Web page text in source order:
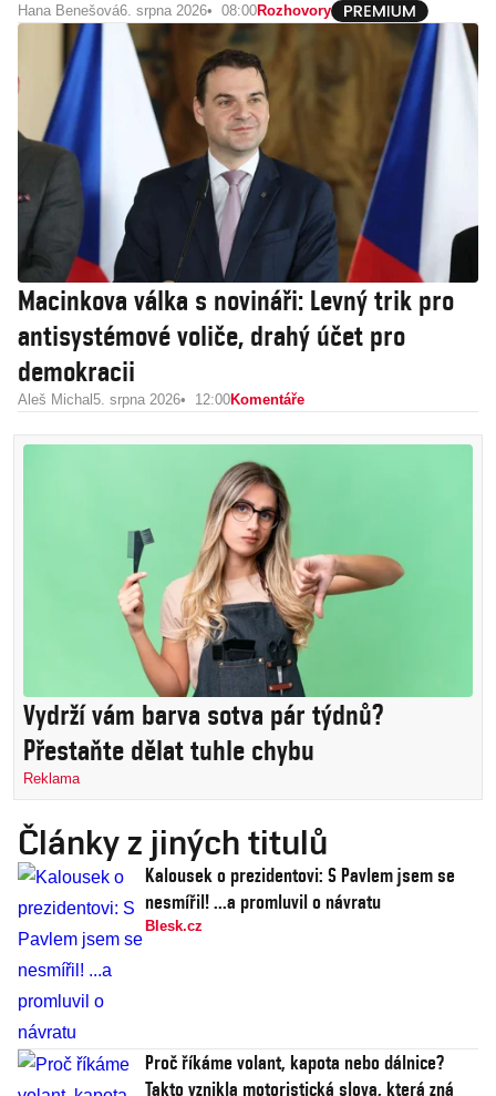
Hana Benešová6. srpna 2026 08:00Rozhovory
Macinkova válka s novináři: Levný trik pro
antisystémové voliče, drahý účet pro
demokracii
Aleš Michal 5. srpna 2026 12:00Komentáře
Vydrží vám barva sotva pár týdnů?
Přestaňte dělat tuhle chybu
Reklama
Články z jiných titulů
Kalousek o prezidentovi: S Pavlem jsem se
nesmířil! ...a promluvil o návratu
Blesk.cz
Proč říkáme volant, kapota nebo dálnice?
Takto vznikla motoristická slova, která zná